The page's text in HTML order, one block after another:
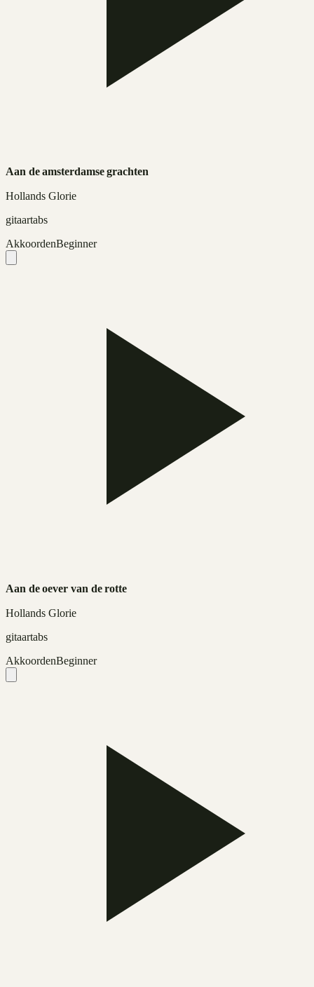
Aan de amsterdamse grachten
Hollands Glorie
gitaartabs
AkkoordenBeginner
Aan de oever van de rotte
Hollands Glorie
gitaartabs
AkkoordenBeginner